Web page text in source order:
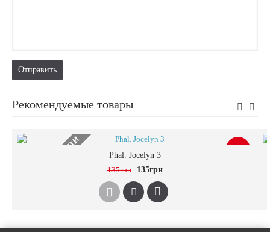
Отправить
Рекомендуемые товары
НЕТ В НАЛИЧИИ
Phal. Jocelyn 3
135грн
135грн